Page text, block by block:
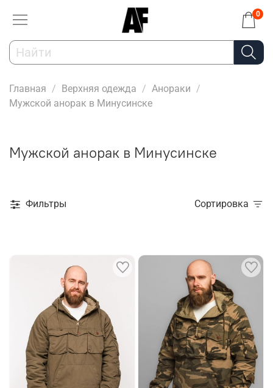
0
Главная Верхняя одежда
Анораки
Мужской анорак в Минусинске
Мужской анорак в Минусинске
Фильтры Сортировка